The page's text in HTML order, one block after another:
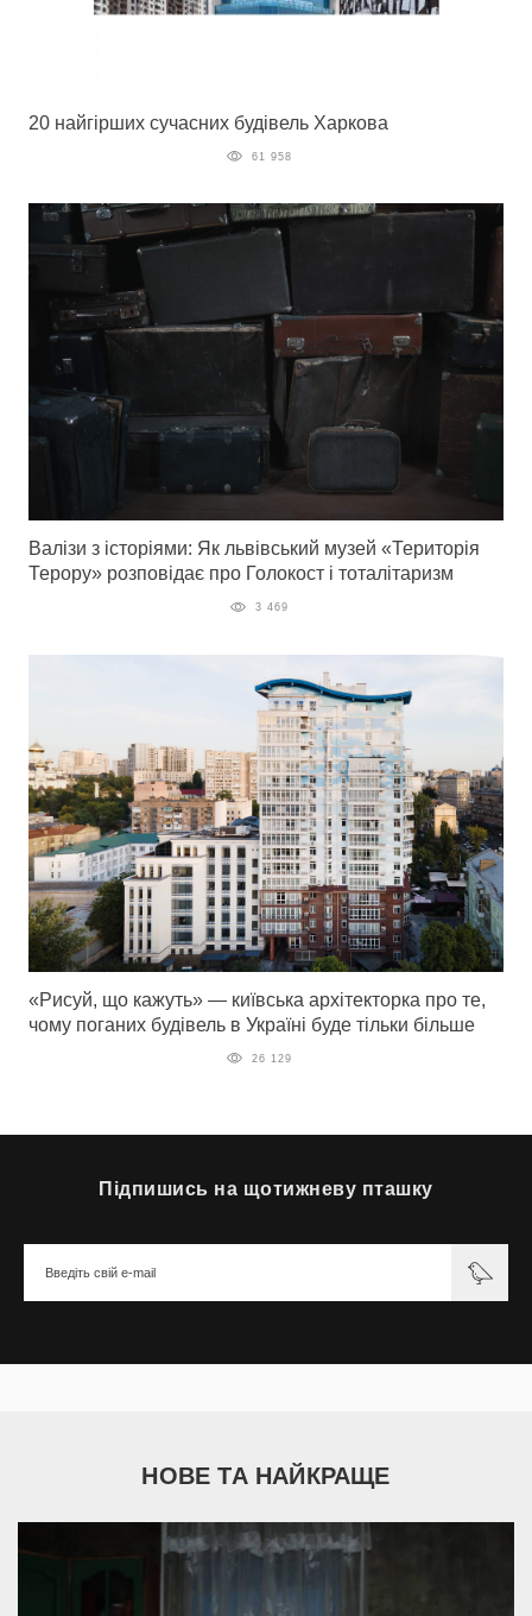
20 найгірших сучасних будівель Харкова
61 958
Валізи з історіями: Як львівський музей «Територія
Терору» розповідає про Голокост і тоталітаризм
3 469
«Рисуй, що кажуть» — київська архітекторка про те,
чому поганих будівель в Україні буде тільки більше
26 129
Підпишись на щотижневу пташку
НОВЕ ТА НАЙКРАЩЕ